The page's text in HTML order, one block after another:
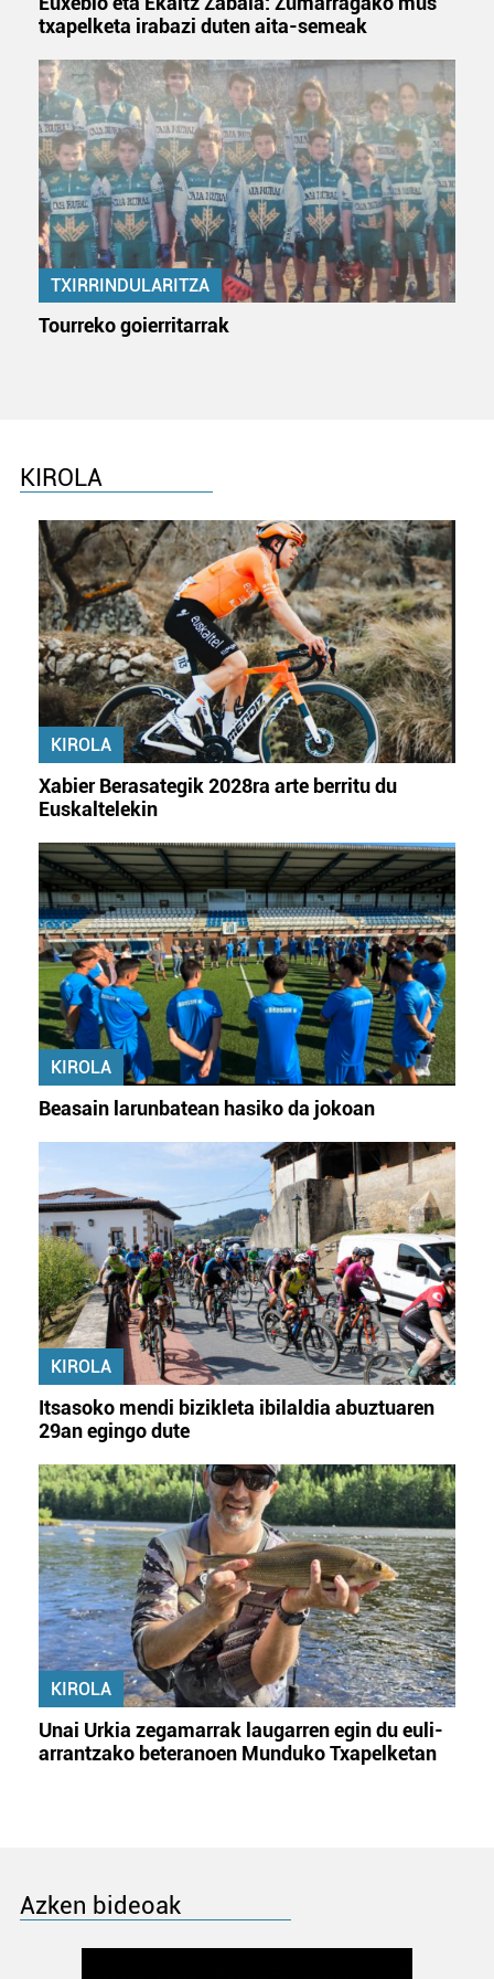
bazkideen zerrenda, beren ustez zein helburutarako
dezakezun ikusteko.
Lortu zure datu pertsonalak prozesatzeko moduari
buruzko informazio gehiago eta ezarri zure lehentasunak
datuen atalean. Edozein unetan alda edo ken dezakezu
zure baimena Cookieen adierazpenean.
Webgune honek cookie propioak eta hirugarrenen cookie-
fitxategiak erabiltzen ditu. Zure esperientzia eta
baliatzen gara. Ohar hau onartuz gero, teknologia hori
txapelketa irabazi duten aita-semeak
TXIRRINDULARITZA
Tourreko goierritarrak
KIROLA
KIROLA
Xabier Berasategik 2028ra arte berritu du
Euskaltelekin
KIROLA
Beasain larunbatean hasiko da jokoan
KIROLA
Itsasoko mendi bizikleta ibilaldia abuztuaren
29an egingo dute
KIROLA
Unai Urkia zegamarrak laugarren egin du euli-
arrantzako beteranoen Munduko Txapelketan
Azken bideoak